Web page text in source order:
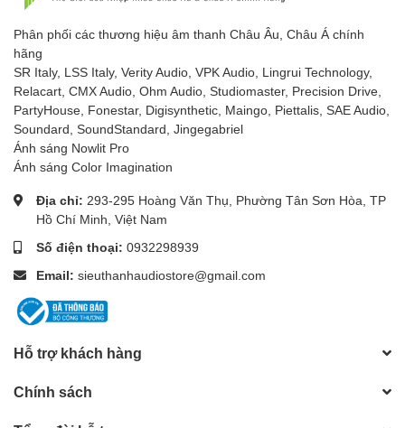
Phân phối các thương hiệu âm thanh Châu Âu, Châu Á chính
hãng
SR Italy, LSS Italy, Verity Audio, VPK Audio, Lingrui Technology,
Relacart, CMX Audio, Ohm Audio, Studiomaster, Precision Drive,
PartyHouse, Fonestar, Digisynthetic, Maingo, Piettalis, SAE Audio,
Soundard, SoundStandard, Jingegabriel
Ánh sáng Nowlit Pro
Ánh sáng Color Imagination
Địa chỉ: 293-295 Hoàng Văn Thụ, Phường Tân Sơn Hòa, TP
Hồ Chí Minh, Việt Nam
Số điện thoại: 0932298939
Email: sieuthanhaudiostore@gmail.com
Hỗ trợ khách hàng
Chính sách